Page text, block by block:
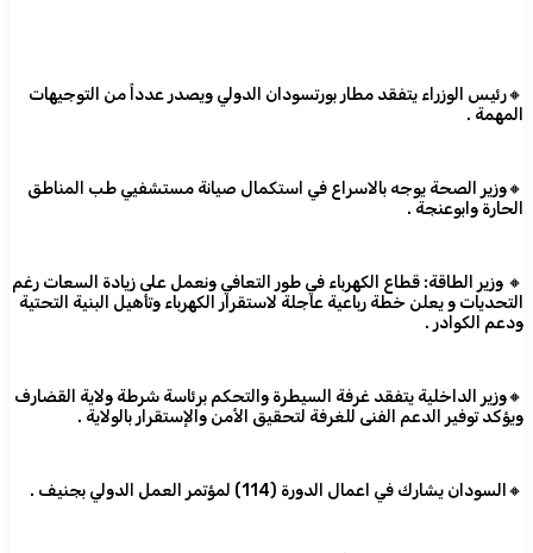
🔸رئيس الوزراء يتفقد مطار بورتسودان الدولي ويصدر عدداً من التوجيهات
المهمة .
🔸وزير الصحة يوجه بالاسراع في استكمال صيانة مستشفيي طب المناطق
الحارة وابوعنجة .
🔸 وزير الطاقة: قطاع الكهرباء في طور التعافي ونعمل على زيادة السعات رغم
التحديات و يعلن خطة رباعية عاجلة لاستقرار الكهرباء وتأهيل البنية التحتية
ودعم الكوادر .
🔸وزير الداخلية يتفقد غرفة السيطرة والتحكم برئاسة شرطة ولاية القضارف
ويؤكد توفير الدعم الفنى للغرفة لتحقيق الأمن والإستقرار بالولاية .
🔸السودان يشارك في اعمال الدورة (114) لمؤتمر العمل الدولي بجنيف .